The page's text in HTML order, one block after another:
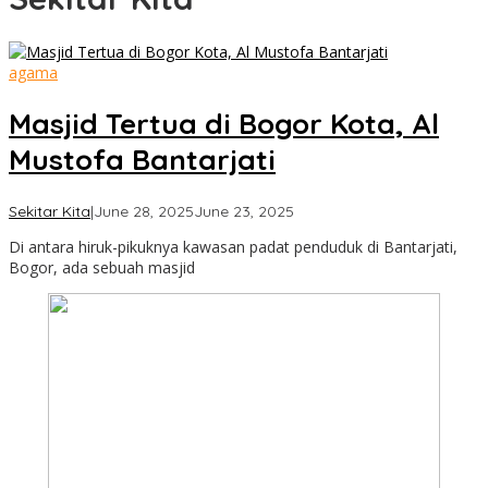
agama
Masjid Tertua di Bogor Kota, Al
Mustofa Bantarjati
Sekitar Kita|June 28, 2025June 23, 2025
Bogor
Di antara hiruk-pikuknya kawasan padat penduduk di Bantarjati,
Bogor, ada sebuah masjid